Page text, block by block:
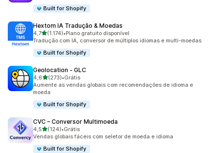
Built for Shopify
Hextom IA Tradução & Moedas
4,7de 5 estrelas
(1.174)
1174 avaliações ao todo
•Plano gratuito disponível
Tradução com IA, conversor de múltiplos idiomas e multi-moedas
Built for Shopify
Geolocation ‑ GLC
4,6de 5 estrelas
(273)
273 avaliações ao todo
•Grátis
Aumente as vendas globais com recomendações de idioma e
moeda
Built for Shopify
CVC – Conversor Multimoeda
4,5de 5 estrelas
(124)
124 avaliações ao todo
•Grátis
Vendas globais fáceis com seletor de moeda e idioma
Built for Shopify